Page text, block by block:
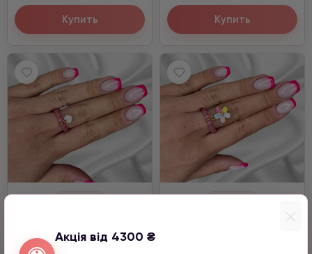
Акція від 4300 ₴
Купить Купить